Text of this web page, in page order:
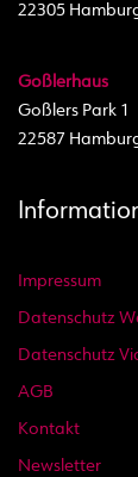
22305
Goßlerhaus
Goßlers Park 1
22587
Impressum
Datenschutz
Datenschutz
AGB
Kontakt
Newsletter